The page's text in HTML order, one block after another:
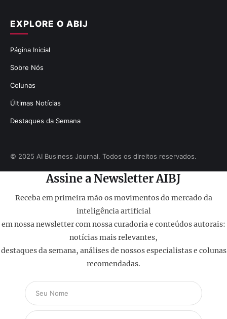
EXPLORE O ABIJ
Página Inicial
Sobre Nós
Colunas
Últimas Notícias
Destaques da Semana
© 2025 AI Business Journal. Todos os direitos reservados.
Assine a Newsletter AIBJ
Receba em primeira mão os movimentos do mercado da
inteligência artificial
em nossa newsletter com nossa curadoria e conteúdos autorais:
notícias mais relevantes,
destaques da semana, análises de nossos especialistas e colunas
recomendadas.